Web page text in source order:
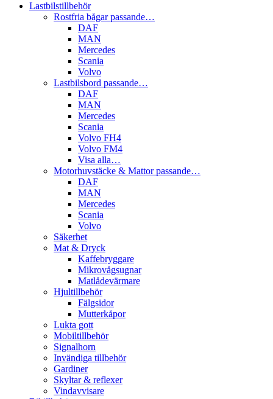
Lastbilstillbehör
Rostfria bågar passande…
DAF
MAN
Mercedes
Scania
Volvo
Lastbilsbord passande…
DAF
MAN
Mercedes
Scania
Volvo FH4
Volvo FM4
Visa alla…
Motorhuvstäcke & Mattor passande…
DAF
MAN
Mercedes
Scania
Volvo
Säkerhet
Mat & Dryck
Kaffebryggare
Mikrovågsugnar
Matlådevärmare
Hjultillbehör
Fälgsidor
Mutterkåpor
Lukta gott
Mobiltillbehör
Signalhorn
Invändiga tillbehör
Gardiner
Skyltar & reflexer
Vindavvisare